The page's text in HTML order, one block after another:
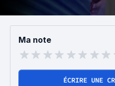
Ma note
ÉCRIRE UNE